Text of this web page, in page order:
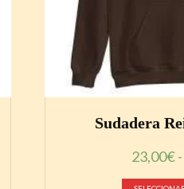
Sudadera
23,00€ -